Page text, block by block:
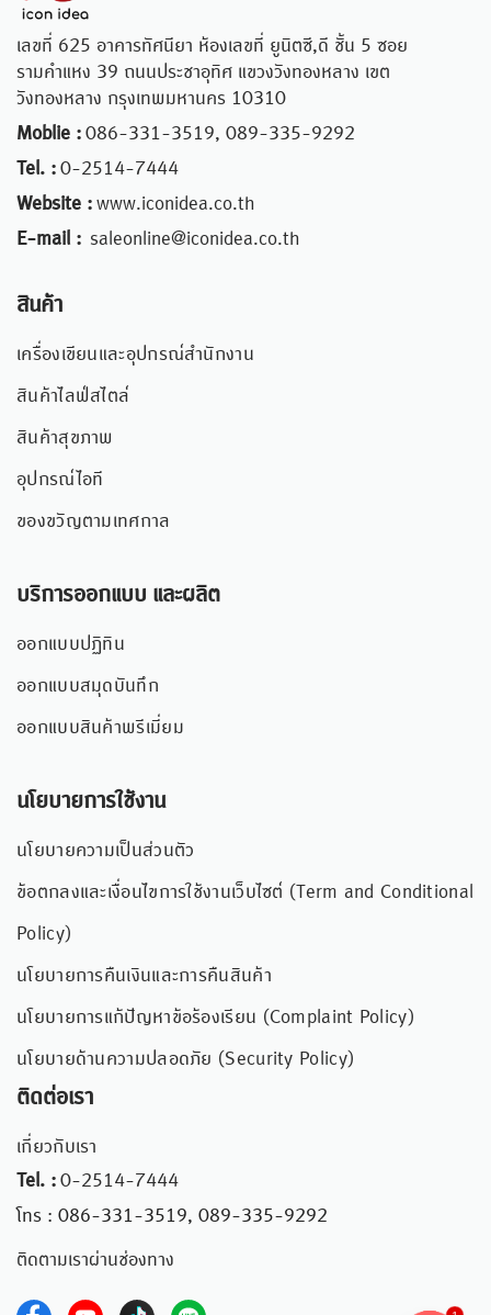
เลขที่ 625 อาคารทัศนียา ห้องเลขที่ ยูนิตซี,ดี ชั้น 5 ซอย
รามคำแหง 39 ถนนประชาอุทิศ แขวงวังทองหลาง เขต
วังทองหลาง กรุงเทพมหานคร 10310
Moblie :086-331-3519, 089-335-9292
Tel. :0-2514-7444
Website :www.iconidea.co.th
E-mail : saleonline@iconidea.co.th
สินค้า
เครื่องเขียนและอุปกรณ์สำนักงาน
สินค้าไลฟ์สไตล์
สินค้าสุขภาพ
อุปกรณ์ไอที
ของขวัญตามเทศกาล
บริการออกแบบ และผลิต
ออกแบบปฏิทิน
ออกแบบสมุดบันทึก
ออกแบบสินค้าพรีเมี่ยม
นโยบายการใช้งาน
นโยบายความเป็นส่วนตัว
ข้อตกลงและเงื่อนไขการใช้งานเว็บไซต์ (Term and Conditional
Policy)
นโยบายการคืนเงินและการคืนสินค้า
นโยบายการแก้ปัญหาข้อร้องเรียน (Complaint Policy)
นโยบายด้านความปลอดภัย (Security Policy)
ติดต่อเรา
เกี่ยวกับเรา
Tel. :0-2514-7444
โทร : 086-331-3519, 089-335-9292
ติดตามเราผ่านช่องทาง